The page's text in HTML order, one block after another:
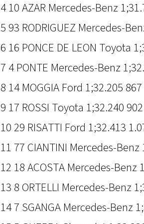
4 10 AZAR Mercedes-Benz
5 93 RODRIGUEZ Mercedes-
6 16 PONCE DE LEON Toyota
7 4 PONTE Mercedes-Benz
8 14 MOGGIA Ford 1;32.205 867
9 17 ROSSI Toyota 1;32.240 902
10 29 RISATTI Ford 1;32.413
11 77 CIANTINI Mercedes-Benz
12 18 ACOSTA Mercedes-Benz
13 8 ORTELLI Mercedes-Benz
14 7 SGANGA Mercedes-Benz